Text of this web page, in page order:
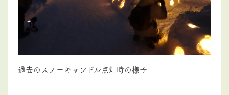
過去のスノーキャンドル点灯時の様子